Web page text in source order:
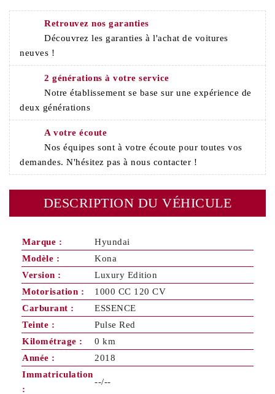
Retrouvez nos garanties
Découvrez les garanties à l'achat de voitures
neuves !
2 générations à votre service
Notre établissement se base sur une expérience de
deux générations
A votre écoute
Nos équipes sont à votre écoute pour toutes vos
demandes. N'hésitez pas à nous contacter !
DESCRIPTION DU VÉHICULE
Marque :
Hyundai
Modèle :
Kona
Version :
Luxury Edition
Motorisation :
1000 CC 120 CV
Carburant :
ESSENCE
Teinte :
Pulse Red
Kilométrage :
0 km
Année :
2018
Immatriculation
:
--/--